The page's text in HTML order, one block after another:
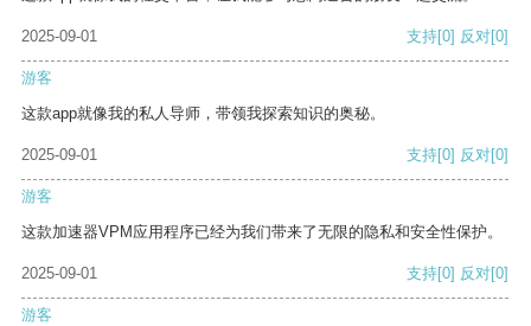
2025-09-01 支持[0] 反对[0]
游客
这款app就像我的私人导师，带领我探索知识的奥秘。
2025-09-01 支持[0] 反对[0]
游客
这款加速器VPM应用程序已经为我们带来了无限的隐私和安全性保护。
2025-09-01 支持[0] 反对[0]
游客